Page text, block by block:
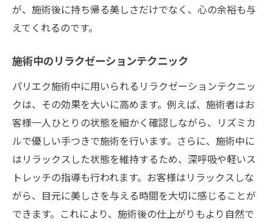
が、施術後に持ち帰る美しさだけでなく、心の余裕も与
えてくれるのです。
施術中のリラクゼーションテクニック
パリエク施術中に用いられるリラクゼーションテクニッ
クは、その効果を大いに高めます。例えば、施術者はお
客様一人ひとりの状態を細かく確認しながら、リズミカ
ルで優しい手つきで施術を行います。さらに、施術中に
はリラックスした状態を維持するため、深呼吸や軽いス
トレッチの指導も行われます。お客様はリラックスしな
がら、目元に美しさを与える時間を大切に感じることが
できます。これにより、施術後の仕上がりもより自然で